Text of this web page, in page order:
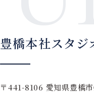
豊橋本社スタジ
〒441-8106 愛知県豊橋